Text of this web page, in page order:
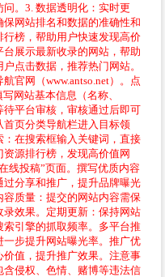
。3. 数据透明化：实时更
网站排名和数据的准确性和
榜，帮助用户快速发现高价
展示最新收录的网站，帮助
点击数据，推荐热门网站。
官网（www.antso.net）。点
网站基本信息（名称、
平台审核，审核通过后即可
页分类导航栏进入目标领
在搜索框输入关键词，直接
源排行榜，发现高价值网
线投稿”页面。撰写优质内容
分享和推广，提升品牌曝光
质量：提交的网站内容需保
效果。定期更新：保持网站
引擎的抓取频率。多平台推
步提升网站曝光率。推广优
值，提升推广效果。注意事
侵权、色情、赌博等违法信